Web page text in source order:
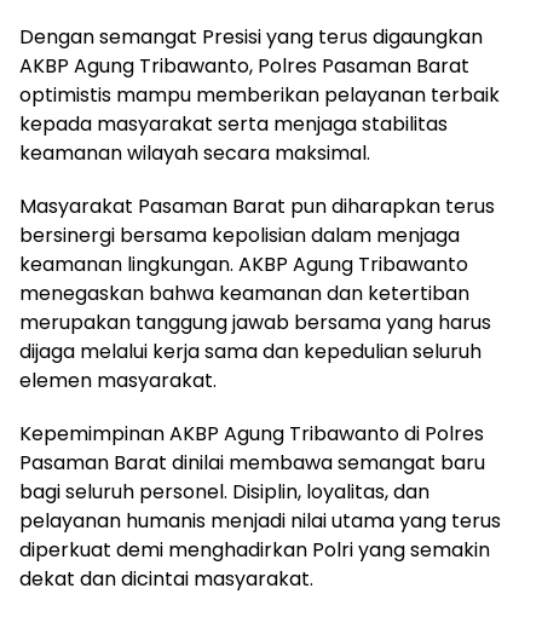
Dengan semangat Presisi yang terus digaungkan
AKBP Agung Tribawanto, Polres Pasaman Barat
optimistis mampu memberikan pelayanan terbaik
kepada masyarakat serta menjaga stabilitas
keamanan wilayah secara maksimal.
Masyarakat Pasaman Barat pun diharapkan terus
bersinergi bersama kepolisian dalam menjaga
keamanan lingkungan. AKBP Agung Tribawanto
menegaskan bahwa keamanan dan ketertiban
merupakan tanggung jawab bersama yang harus
dijaga melalui kerja sama dan kepedulian seluruh
elemen masyarakat.
Kepemimpinan AKBP Agung Tribawanto di Polres
Pasaman Barat dinilai membawa semangat baru
bagi seluruh personel. Disiplin, loyalitas, dan
pelayanan humanis menjadi nilai utama yang terus
diperkuat demi menghadirkan Polri yang semakin
dekat dan dicintai masyarakat.